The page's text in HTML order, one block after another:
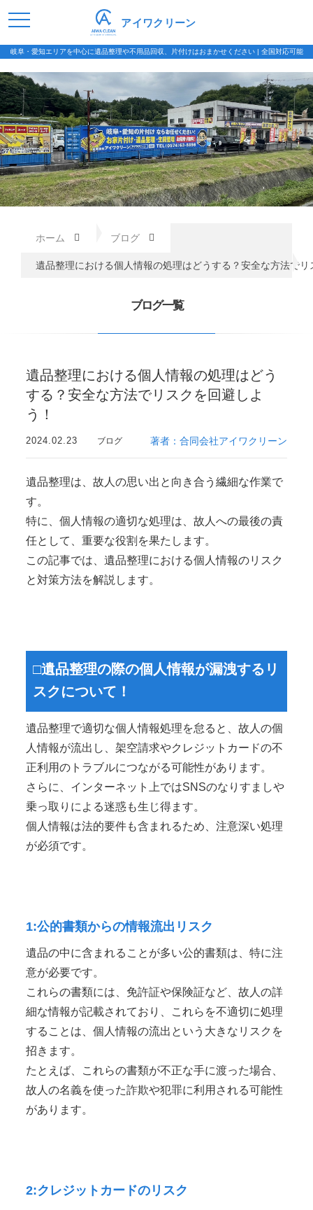
岐阜・愛知エリアを中心に遺品整理や不用品回収、片付けはおまかせください | 全国対応可能
アイワクリーン
ホーム ブログ
遺品整理における個人情報の処理はどうする？安全な方法で
ブログ一覧
遺品整理における個人情報の処理はどう
する？安全な方法でリスクを回避しよ
う！
2024.02.23 ブログ 著者：合同会社アイワクリーン
遺品整理は、故人の思い出と向き合う繊細な作業で
す。
特に、個人情報の適切な処理は、故人への最後の責
任として、重要な役割を果たします。
この記事では、遺品整理における個人情報のリスク
と対策方法を解説します。
□遺品整理の際の個人情報が漏洩するリ
スクについて！
遺品整理で適切な個人情報処理を怠ると、故人の個
人情報が流出し、架空請求やクレジットカードの不
正利用のトラブルにつながる可能性があります。
さらに、インターネット上ではSNSのなりすましや
乗っ取りによる迷惑も生じ得ます。
個人情報は法的要件も含まれるため、注意深い処理
が必須です。
1:公的書類からの情報流出リスク
遺品の中に含まれることが多い公的書類は、特に注
意が必要です。
これらの書類には、免許証や保険証など、故人の詳
細な情報が記載されており、これらを不適切に処理
することは、個人情報の流出という大きなリスクを
招きます。
たとえば、これらの書類が不正な手に渡った場合、
故人の名義を使った詐欺や犯罪に利用される可能性
があります。
2:クレジットカードのリスク